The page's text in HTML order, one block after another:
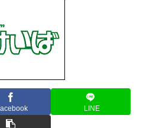
LINE